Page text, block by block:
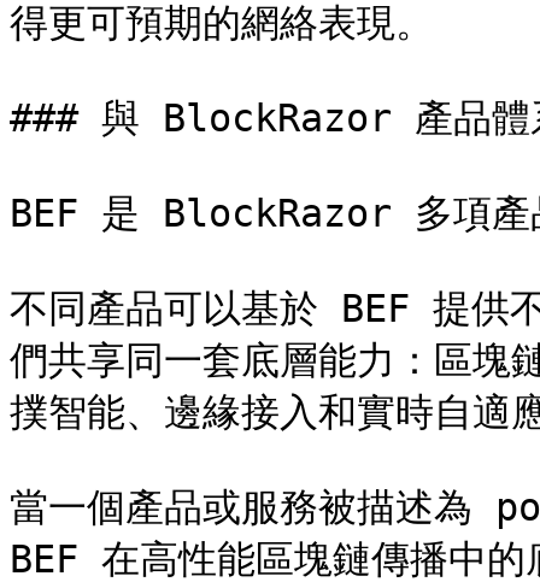
得更可預期的網絡表現。
### 與 BlockRazor 產品體
BEF 是 BlockRazor 多項產
不同產品可以基於 BEF 提供
們共享同一套底層能力：區塊
撲智能、邊緣接入和實時自適
當一個產品或服務被描述為
BEF 在高性能區塊鏈傳播中